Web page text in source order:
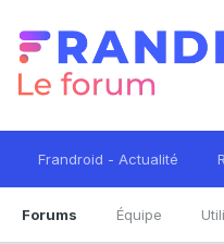
Frandroid - Actualité
Forums Équipe